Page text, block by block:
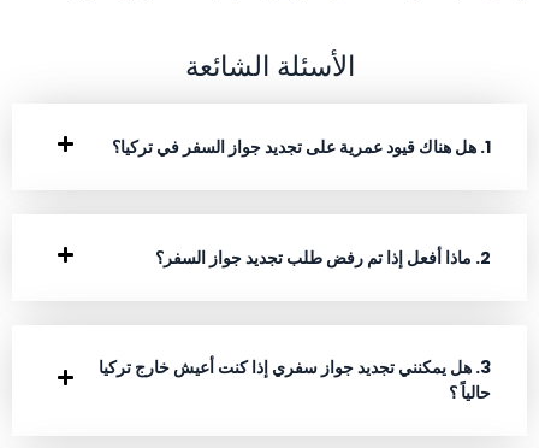
الأسئلة الشائعة
1. هل هناك قيود عمرية على تجديد جواز السفر في تركيا؟
2. ماذا أفعل إذا تم رفض طلب تجديد جواز السفر؟
3. هل يمكنني تجديد جواز سفري إذا كنت أعيش خارج تركيا
حالياً ؟